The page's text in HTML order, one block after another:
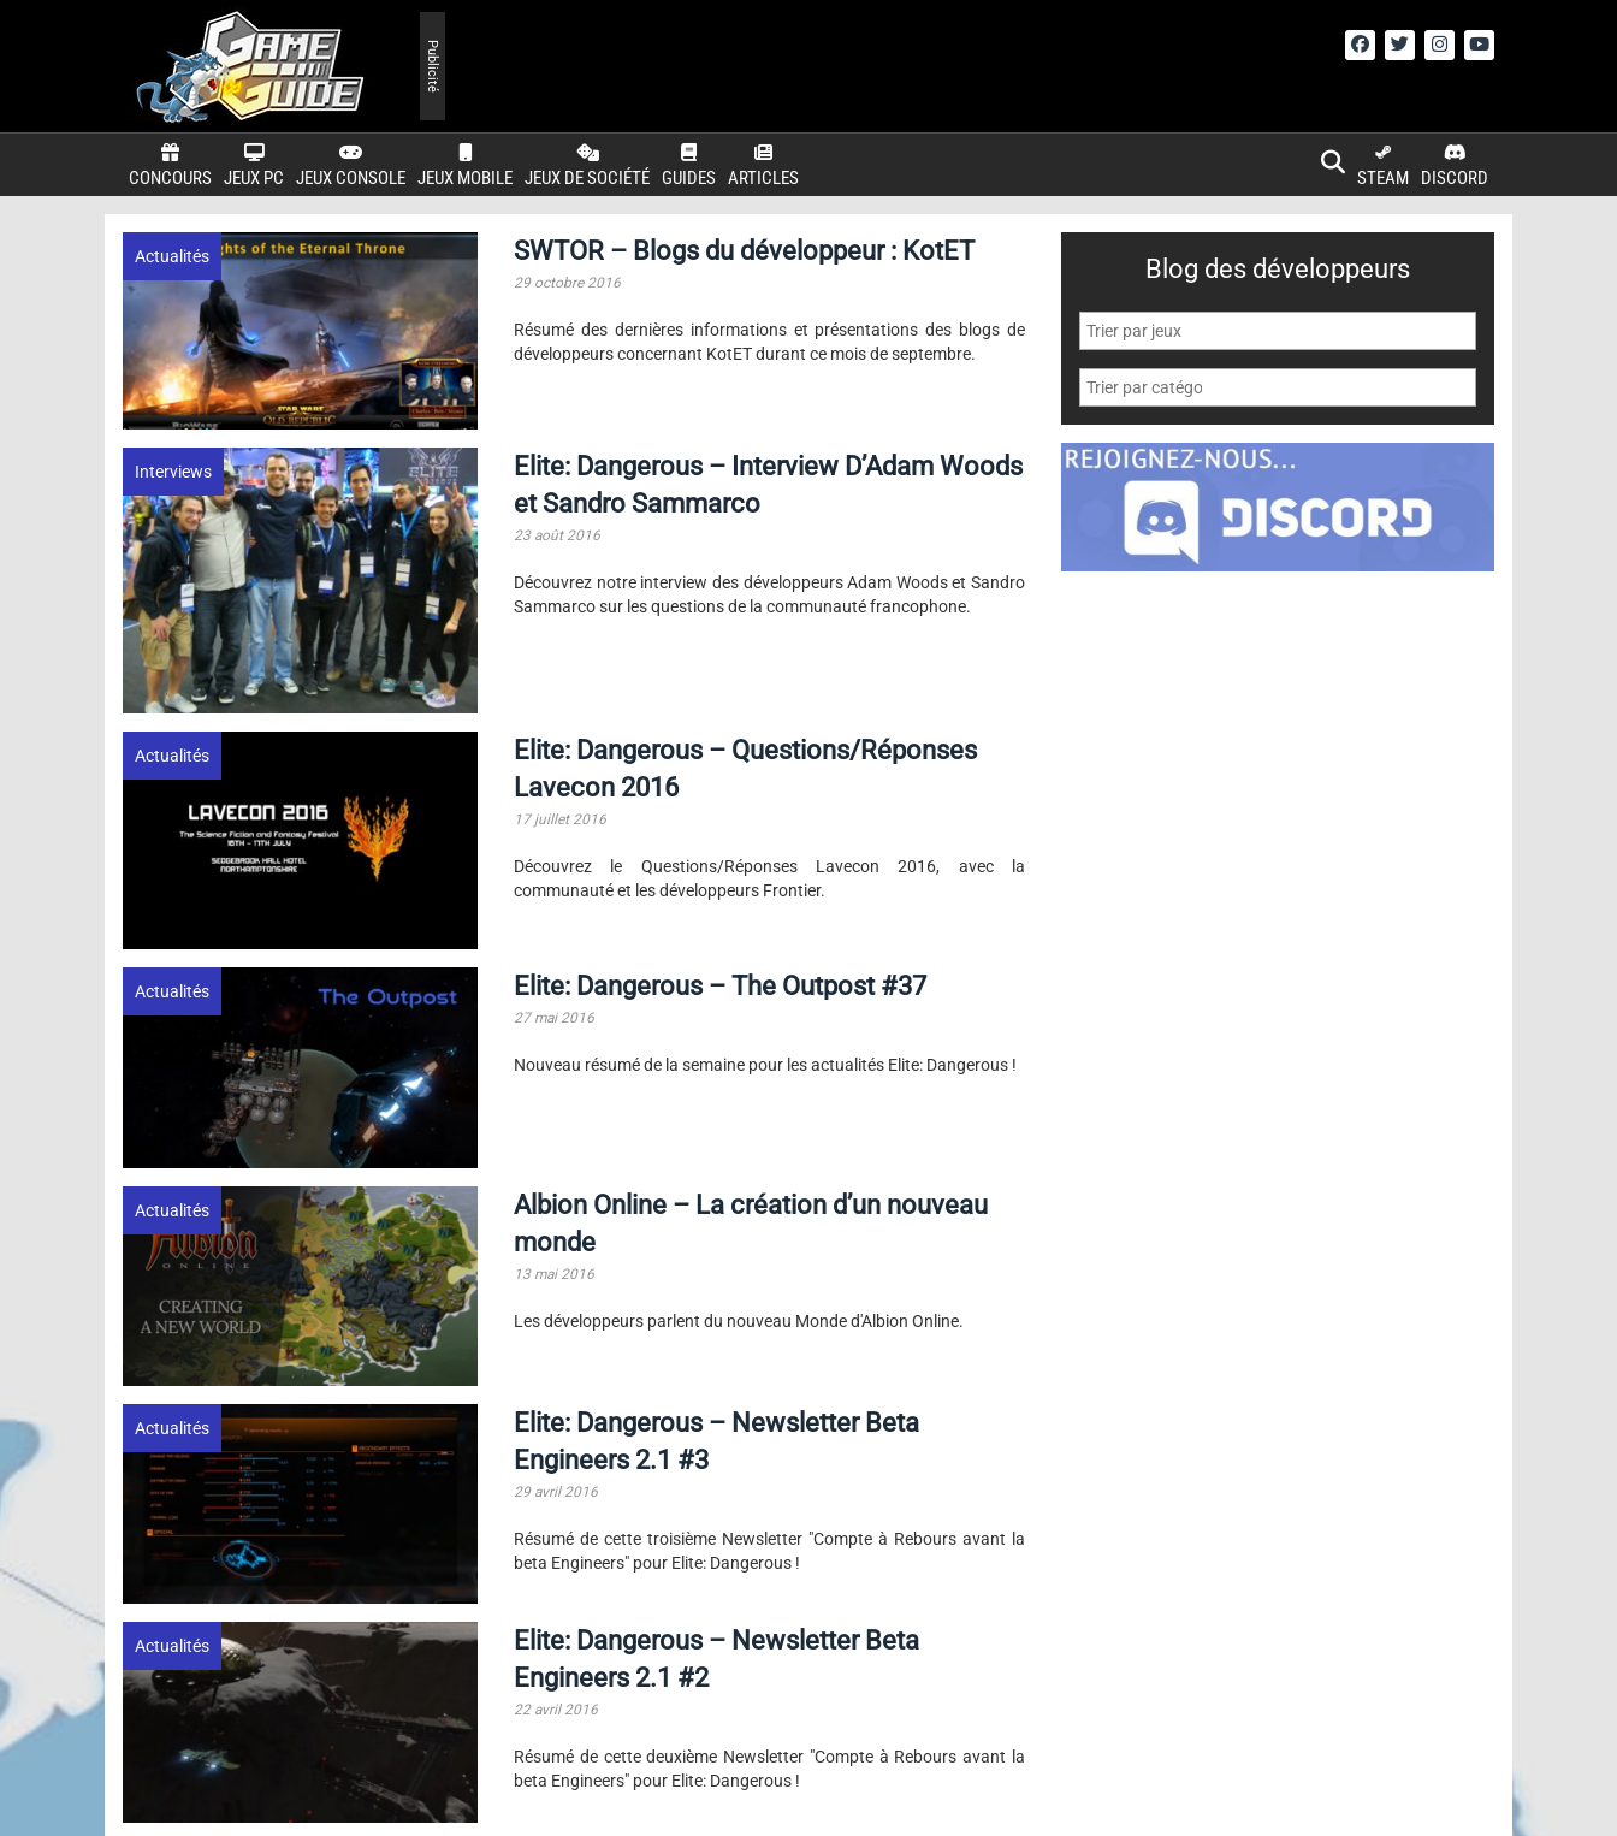
CONCOURS JEUX PC JEUX CONSOLE JEUX MOBILE JEUX DE SOCIÉTÉ GUIDES ARTICLES DISCORD
STEAM
Publicité
Actualités SWTOR – Blogs du développeur : KotET
29 octobre 2016
Résumé des dernières informations et présentations des blogs de
développeurs concernant KotET durant ce mois de septembre.
Interviews
Elite: Dangerous – Interview D’Adam Woods
et Sandro Sammarco
23 août 2016
Découvrez notre interview des développeurs Adam Woods et Sandro
Sammarco sur les questions de la communauté francophone.
Actualités
Elite: Dangerous – Questions/Réponses
Lavecon 2016
17 juillet 2016
Découvrez le Questions/Réponses Lavecon 2016, avec la
communauté et les développeurs Frontier.
Actualités Elite: Dangerous – The Outpost #37
27 mai 2016
Nouveau résumé de la semaine pour les actualités Elite: Dangerous !
Actualités
Albion Online – La création d’un nouveau
monde
13 mai 2016
Les développeurs parlent du nouveau Monde d'Albion Online.
Actualités
Elite: Dangerous – Newsletter Beta
Engineers 2.1 #3
29 avril 2016
Résumé de cette troisième Newsletter "Compte à Rebours avant la
beta Engineers" pour Elite: Dangerous !
Actualités
Elite: Dangerous – Newsletter Beta
Engineers 2.1 #2
22 avril 2016
Résumé de cette deuxième Newsletter "Compte à Rebours avant la
beta Engineers" pour Elite: Dangerous !
Blog des développeurs